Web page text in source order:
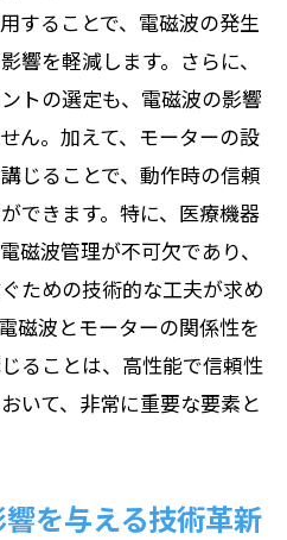
することで、電磁波の発生
響を軽減します。さらに、
トの選定も、電磁波の影響
ん。加えて、モーターの設
じることで、動作時の信頼
できます。特に、医療機器
磁波管理が不可欠であり、
ための技術的な工夫が求め
磁波とモーターの関係性を
ることは、高性能で信頼性
いて、非常に重要な要素と
を与える技術革新